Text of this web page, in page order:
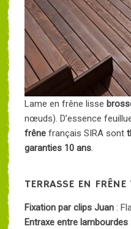
Lame en frêne lisse
nœuds). D’essence
frêne français SIRA sont
garanties 10 ans.
TERRASSE EN
Fixation par clips Juan :
Entraxe entre lambourdes